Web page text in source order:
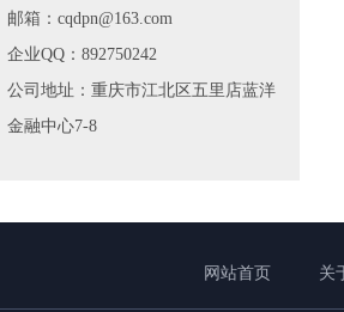
邮箱：cqdpn@163.com
企业QQ：892750242
公司地址：重庆市江北区五里店蓝洋
金融中心7-8
网站首页 关